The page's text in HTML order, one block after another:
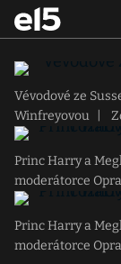
Vévodové ze
Winfreyovou
Princ Harry a
moderátorce
Princ Harry a
moderátorce